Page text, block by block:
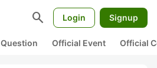
search Login Signup
Question Official Event Official